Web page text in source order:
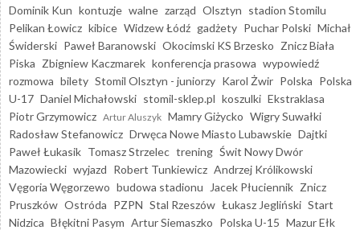
Dominik Kun kontuzje walne zarząd Olsztyn stadion Stomilu
Pelikan Łowicz kibice Widzew Łódź gadżety Puchar Polski Michał
Świderski Paweł Baranowski Okocimski KS Brzesko Znicz Biała
Piska Zbigniew Kaczmarek konferencja prasowa wypowiedź
rozmowa bilety Stomil Olsztyn - juniorzy Karol Żwir Polska Polska
U-17 Daniel Michałowski stomil-sklep.pl koszulki Ekstraklasa
Piotr Grzymowicz Artur Aluszyk Mamry Giżycko Wigry Suwałki
Radosław Stefanowicz Drwęca Nowe Miasto Lubawskie Dajtki
Paweł Łukasik Tomasz Strzelec trening Świt Nowy Dwór
Mazowiecki wyjazd Robert Tunkiewicz Andrzej Królikowski
Vęgoria Węgorzewo budowa stadionu Jacek Płuciennik Znicz
Pruszków Ostróda PZPN Stal Rzeszów Łukasz Jegliński Start
Nidzica Błękitni Pasym Artur Siemaszko Polska U-15 Mazur Ełk